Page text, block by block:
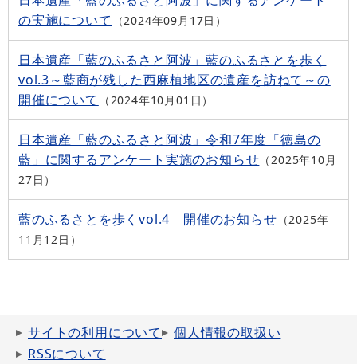
の実施について
2024年09月17日
日本遺産「藍のふるさと阿波」藍のふるさとを歩く
vol.3～藍商が残した西麻植地区の遺産を訪ねて～の
開催について
2024年10月01日
日本遺産「藍のふるさと阿波」令和7年度「徳島の
藍」に関するアンケート実施のお知らせ
2025年10月
27日
藍のふるさとを歩くvol.4 開催のお知らせ
2025年
11月12日
サイトの利用について
個人情報の取扱い
RSSについて